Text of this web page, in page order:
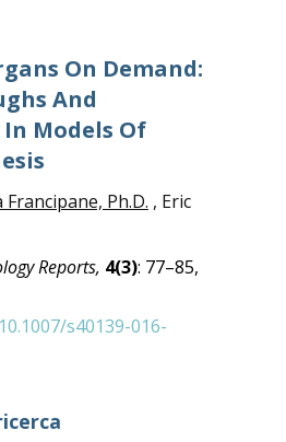
On Demand:
And
Models Of
Ph.D. , Eric
Reports, 4(3): 77–85,
s40139-016-